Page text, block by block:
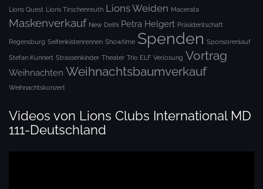
Lions Quest Lions Tirschenreuth Lions Weiden Macerata
Maskenverkauf New Delhi Petra Helgert Präsidentschaft
Regensburg Seifenkistenrennen Showtime Spenden Sponsorenlauf
Stefan Kunnert Strassenkinder Theater Trio ELF Verlosung Vortrag
Weihnachten Weihnachtsbaumverkauf
Weihnachtskonzert
Videos von Lions Clubs International MD
111-Deutschland